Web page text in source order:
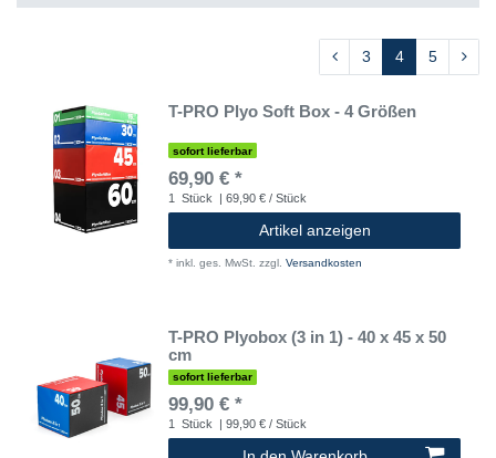
3 4 5
T-PRO Plyo Soft Box - 4 Größen
sofort lieferbar
69,90 € *
1 Stück | 69,90 € / Stück
Artikel anzeigen
* inkl. ges. MwSt. zzgl. Versandkosten
T-PRO Plyobox (3 in 1) - 40 x 45 x 50
cm
sofort lieferbar
99,90 € *
1 Stück | 99,90 € / Stück